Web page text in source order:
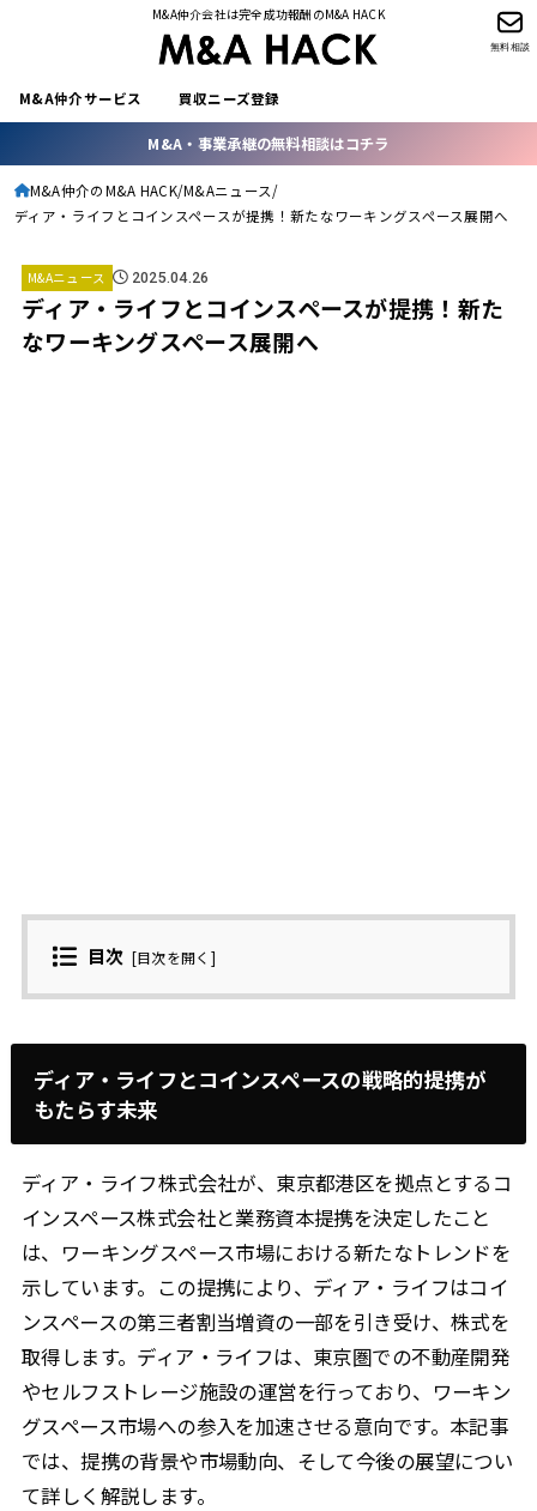
M&A仲介会社は完全成功報酬のM&A HACK
M&A仲介サービス 買収ニーズ登録
無料相談
M&A・事業承継の無料相談はコチラ
M&A仲介のM&A HACK M&Aニュース
ディア・ライフとコインスペースが提携！新たなワーキングスペース展開へ
M&Aニュース 2025.04.26
ディア・ライフとコインスペースが提携！新た
なワーキングスペース展開へ
目次 [目次を開く ]
ディア・ライフとコインスペースの戦略的提携が
もたらす未来
ディア・ライフ株式会社が、東京都港区を拠点とするコ
インスペース株式会社と業務資本提携を決定したこと
は、ワーキングスペース市場における新たなトレンドを
示しています。この提携により、ディア・ライフはコイ
ンスペースの第三者割当増資の一部を引き受け、株式を
取得します。ディア・ライフは、東京圏での不動産開発
やセルフストレージ施設の運営を行っており、ワーキン
グスペース市場への参入を加速させる意向です。本記事
では、提携の背景や市場動向、そして今後の展望につい
て詳しく解説します。